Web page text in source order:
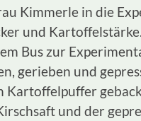
Kimmerle in die
und
Bus zur
gerieben und
und der